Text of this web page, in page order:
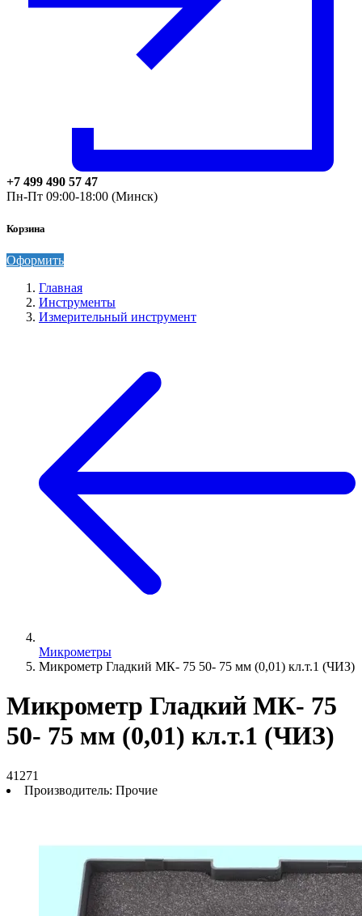
+7 499 490 57 47
Пн-Пт 09:00-18:00 (Минск)
Корзина
Оформить
Главная
Инструменты
Измерительный инструмент
Микрометры
Микрометр Гладкий МК- 75 50- 75 мм (0,01) кл.т.1 (ЧИЗ)
Микрометр Гладкий МК- 75
50- 75 мм (0,01) кл.т.1 (ЧИЗ)
41271
Производитель: Прочие